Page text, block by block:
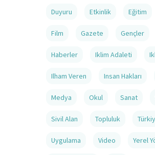
Duyuru Etkinlik Eğitim
Film Gazete Gençler
Haberler Iklim Adaleti
Ilham Veren Insan Hakları
Medya Okul Sanat
Sivil Alan Topluluk
Uygulama Video Yerel